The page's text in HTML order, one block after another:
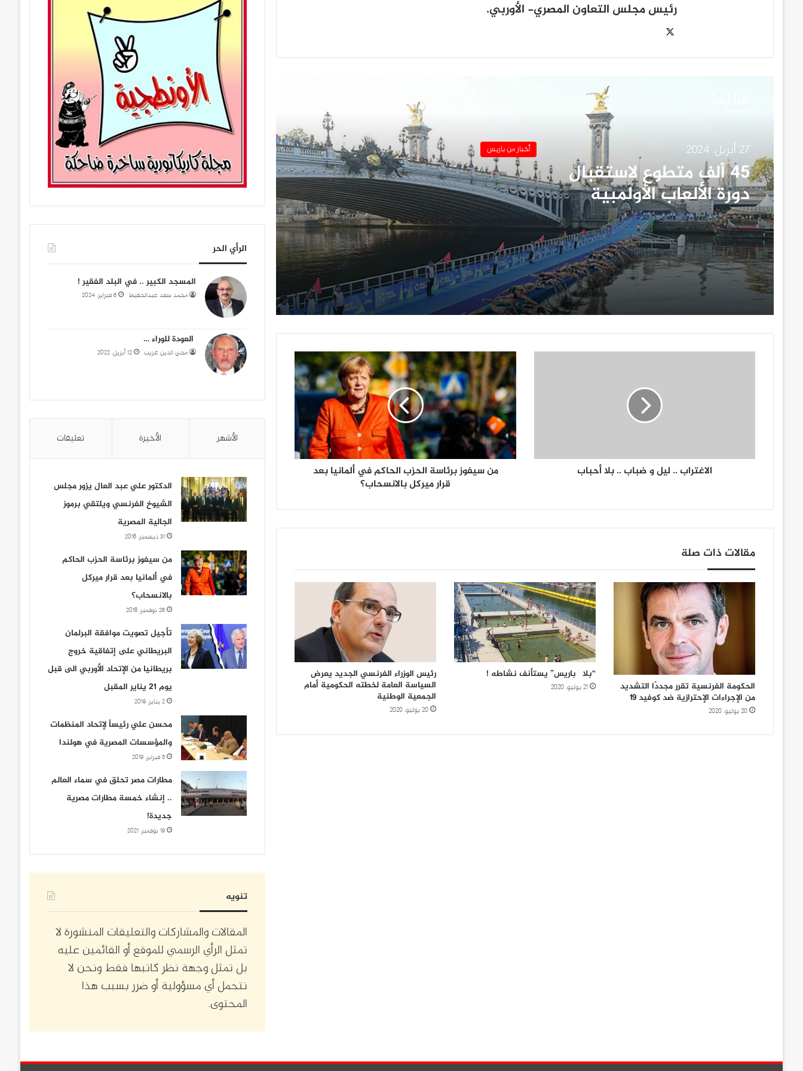
رئيس مجلس التعاون المصري- الأوربي.
أخبار من باريس 27 أبريل، 2024
٤٥ ألف متطوع لاستقبال
دورة الألعاب الأولمبية
“باريس ٢٠٢٤”
برج إيفل يسجل أعلى عدد من الزوار عام ٢٠٢٣
افتتاح معرض “شغف الجزائر”.. في معهد
العالم العربى
سفارة مصر في باريس تحتفل بذكرى ثورة 23
يوليو ..
فرنسا تشدد الإجراءات الإحترازية لمواجهة
زيادة نسبة الإصابة بكورونا
مسابقة القصة القصيرة ـ جائزة يوسف إدريس
فرنسا تعلن حظر التجول ليلاً في باريس وعدد
من المدن الكبرى، لمواجهة الوباء..!
كتاب جديد للرئيس الفرنسى السابق «نيكولا
ساركوزى»
الاغتراب .. ليل و ضباب .. بلا أحباب
من
سيفوز
برئاسة
الحزب
الحاكم
في
ألمانيامن سيفوز برئاسة الحزب الحاكم في ألمانيا بعد
قرار ميركل بالانسحاب؟
مقالات ذات صلة
الحكومة الفرنسية تقرر مجددًا التشديد
من الإجراءات الإحترازية ضد كوفيد ١٩
20 يوليو، 2020
“بلاچ باريس” يستأنف نشاطه !
21 يوليو، 2020
رئيس الوزراء الفرنسي الجديد يعرض
السياسة العامة لخطته الحكومية أمام
الجمعية الوطنية
20 يوليو، 2020
الرأي الحر
المسجد الكبير .. في البلد الفقير !
محمد سعد عبدالحفيظ 6 فبراير، 2024
العودة للوراء …
محي الدين غريب 12 أبريل، 2022
الأشهر الأخيرة تعليقات
الدكتور علي عبد العال يزور مجلس
الشيوخ الفرنسي ويلتقي برموز
الجالية المصرية
31 ديسمبر، 2018
من سيفوز برئاسة الحزب الحاكم
في ألمانيا بعد قرار ميركل
بالانسحاب؟
26 نوفمبر، 2018
تأجيل تصويت موافقة البرلمان
البريطاني على إتفاقية خروج
بريطانيا من الإتحاد الأوربي الى قبل
يوم 21 يناير المقبل
2 يناير، 2019
محسن علي رئيساً لإتحاد المنظمات
والمؤسسات المصرية في هولندا
5 فبراير، 2019
مطارات مصر تحلق في سماء العالم
.. إنشاء خمسة مطارات مصرية
جديدة!
19 نوفمبر، 2021
تنويه
المقالات والمشاركات والتعليقات المنشورة لا
تمثل الرأي الرسمي للموقع أو القائمين عليه
بل تمثل وجهة نظر كاتبها فقط ونحن لا
نتحمل أي مسؤولية أو ضرر بسبب هذا
المحتوى.